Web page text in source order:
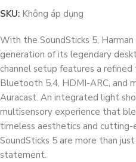
SKU: Không áp dụng
With the SoundSticks 5,
generation of its legendary
channel setup features a
Bluetooth 5.4, HDMI-ARC, and
Auracast. An integrated light
multisensory experience that
timeless aesthetics and
SoundSticks 5 are more than
statement.